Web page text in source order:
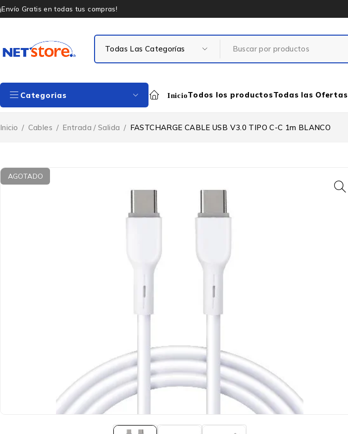
¡Envío Gratis en todas tus compras!
Categorias InicioTodos los productosTodas las Ofertas
Inicio / Cables / Entrada / Salida / FASTCHARGE CABLE USB V3.0 TIPO C-C 1m BLANCO
AGOTADO